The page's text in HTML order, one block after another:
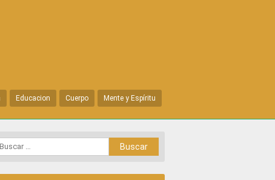
Educacion Cuerpo Mente y Espíritu